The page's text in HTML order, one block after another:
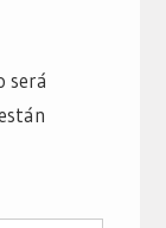
será